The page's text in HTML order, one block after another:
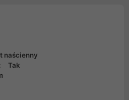
naścienny
Tak